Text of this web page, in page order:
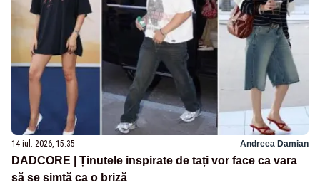
14 iul. 2026, 15:35 Andreea Damian
DADCORE | Ținutele inspirate de tați vor face ca vara
să se simtă ca o briză